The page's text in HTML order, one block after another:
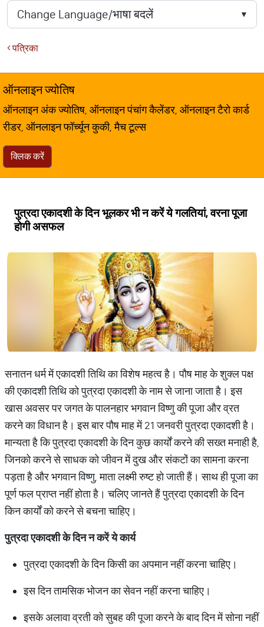
पत्रिका
ऑनलाइन ज्योतिष
ऑनलाइन अंक ज्योतिष, ऑनलाइन पंचांग कैलेंडर, ऑनलाइन टैरो कार्ड
रीडर, ऑनलाइन फॉर्च्यून कुकी, मैच टूल्स
क्लिक करें
पुत्रदा एकादशी के दिन भूलकर भी न करें ये गलतियां, वरना पूजा
होगी असफल
सनातन धर्म में एकादशी तिथि का विशेष महत्व है। पौष माह के शुक्ल पक्ष
की एकादशी तिथि को पुत्रदा एकादशी के नाम से जाना जाता है। इस
खास अवसर पर जगत के पालनहार भगवान विष्णु की पूजा और व्रत
करने का विधान है। इस बार पौष माह में 21 जनवरी पुत्रदा एकादशी है।
मान्यता है कि पुत्रदा एकादशी के दिन कुछ कार्यों करने की सख्त मनाही है,
जिनको करने से साधक को जीवन में दुख और संकटों का सामना करना
पड़ता है और भगवान विष्णु, माता लक्ष्मी रुष्ट हो जाती हैं। साथ ही पूजा का
पूर्ण फल प्राप्त नहीं होता है। चलिए जानते हैं पुत्रदा एकादशी के दिन
किन कार्यों को करने से बचना चाहिए।
पुत्रदा एकादशी के दिन न करें ये कार्य
पुत्रदा एकादशी के दिन किसी का अपमान नहीं करना चाहिए।
इस दिन तामसिक भोजन का सेवन नहीं करना चाहिए।
इसके अलावा व्रती को सुबह की पूजा करने के बाद दिन में सोना नहीं